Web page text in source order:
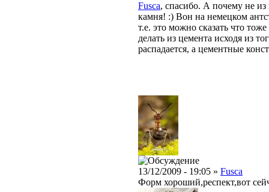
Fusca, спасибо. А почему не из
камня! :) Вон на немецком
т.е. это можно сказать что
делать из цемента исходя из
распадается, а цементные
13/12/2009 - 19:05 » Fusca
Форм хороший,респект,вот